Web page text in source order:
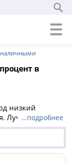
в
низкий
Лучшие
и
сайте
онлайн на
ставкой.
...подробнее